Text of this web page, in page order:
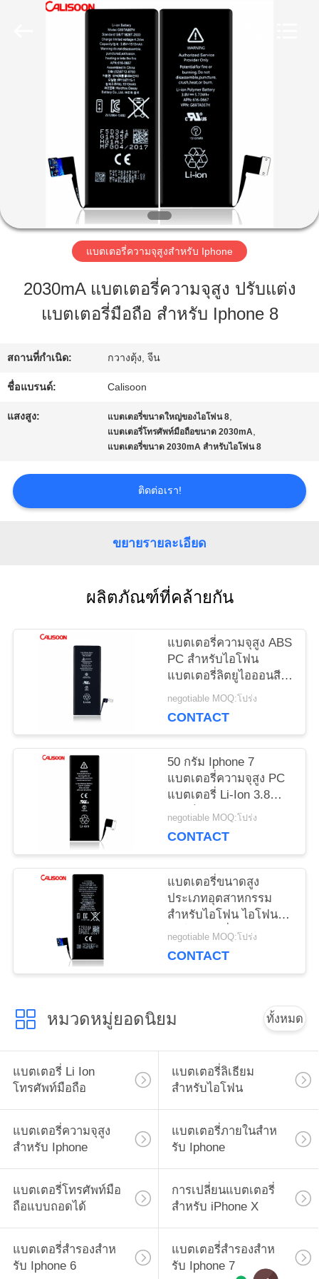
เกี่ยว
เรา
ทัวร์
โรงงาน
ขอ
เว็บไซต์
PRIVACY
POLICY
แบตเตอรี่ความจุสูงสำหรับ Iphone
2030mA แบตเตอรี่ความจุสูง ปรับแต่ง
แบตเตอรี่มือถือ สําหรับ Iphone 8
สถานที่กำเนิด: กวางตุ้ง, จีน
ชื่อแบรนด์: Calisoon
แสงสูง: แบตเตอรี่ขนาดใหญ่ของไอโฟน 8,
แบตเตอรี่โทรศัพท์มือถือขนาด 2030mA,
แบตเตอรี่ขนาด 2030mA สําหรับไอโฟน 8
ติดต่อเรา!
ขยายรายละเอียด
ผลิตภัณฑ์ที่คล้ายกัน
แบตเตอรี่ความจุสูง ABS
PC สําหรับไอโฟน
แบตเตอรี่ลิตยูไอออนสีดํ
negotiable MOQ:โปร่ง
CONTACT
50 กรัม Iphone 7
แบตเตอรี่ความจุสูง PC
แบตเตอรี่ Li-Ion 3.8
วอลต์
negotiable MOQ:โปร่ง
CONTACT
แบตเตอรี่ขนาดสูง
ประเภทอุตสาหกรรม
สําหรับไอโฟน ไอโฟน 6
6s โวลเตอรี่ 3.8V
negotiable MOQ:โปร่ง
CONTACT
หมวดหมู่ยอดนิยม ทั้งหมด
แบตเตอรี่ Li Ion
โทรศัพท์มือถือ
แบตเตอรี่ลิเธียม
สำหรับไอโฟน
แบตเตอรี่ความจุสูง
สำหรับ Iphone
แบตเตอรี่ภายในสําห
รับ Iphone
แบตเตอรี่โทรศัพท์มือ
ถือแบบถอดได้
การเปลี่ยนแบตเตอรี่
สําหรับ iPhone X
แบตเตอรี่สํารองสําห
รับ Iphone 6
แบตเตอรี่สํารองสําห
รับ Iphone 7